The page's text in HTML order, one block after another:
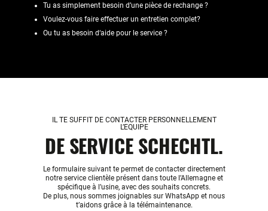
Tu as simplement besoin d’une pièce de rechange ?
Voulez-vous faire effectuer un entretien complet?
Ou tu as besoin d‘aide pour le service ?
IL TE SUFFIT DE CONTACTER PERSONNELLEMENT
L’EQUIPE
DE SERVICE SCHECHTL.
Le formulaire suivant te permet de contacter directement
notre service clientèle présent dans toute l’Allemagne et
spécifique à l’usine, avec des souhaits concrets.
De plus, nous sommes joignables sur WhatsApp et nous
t’aidons grâce à la télémaintenance.